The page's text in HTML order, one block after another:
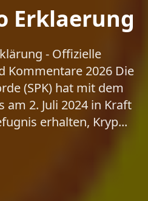
Erklaerung
- Offizielle
Kommentare 2026 Die
(SPK) hat mit dem
am 2. Juli 2024 in Kraft
erhalten, Kryp...